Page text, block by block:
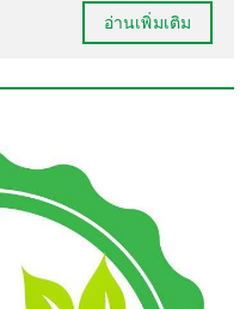
อ่านเพิ่มเติม